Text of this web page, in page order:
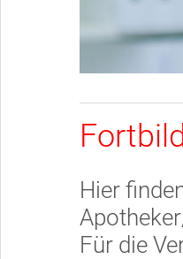
Hier
Für die